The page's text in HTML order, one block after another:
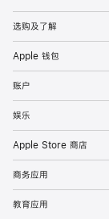
选购及了解
Apple 钱包
账户
娱乐
Apple Store 商店
商务应用
教育应用